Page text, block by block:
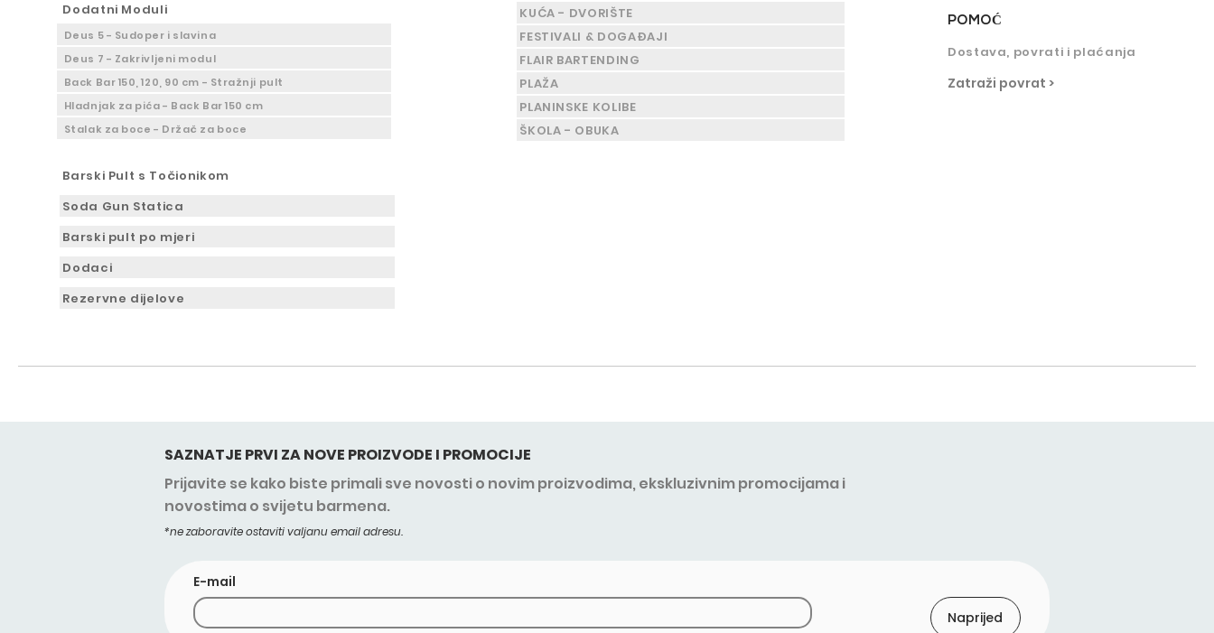
Dodatni Moduli
Deus 5 - Sudoper i slavina
Deus 7 - Zakrivljeni modul
Back Bar 150, 120, 90 cm - Stražnji pult
Hladnjak za pića - Back Bar 150 cm
Stalak za boce - Držač za boce
Barski Pult s Točionikom
Soda Gun Statica
Barski pult po mjeri
Dodaci
Rezervne dijelove
KUĆA - DVORIŠTE
FESTIVALI & DOGAĐAJI
FLAIR BARTENDING
PLAŽA
PLANINSKE KOLIBE
ŠKOLA - OBUKA
POMOĆ
Dostava, povrati i plaćanja
Zatraži povrat >
SAZNATJE PRVI ZA NOVE PROIZVODE I PROMOCIJE
Prijavite se kako biste primali sve novosti o novim proizvodima, ekskluzivnim promocijama i
novostima o svijetu barmena.
*ne zaboravite ostaviti valjanu email adresu.
E-mail
Naprijed